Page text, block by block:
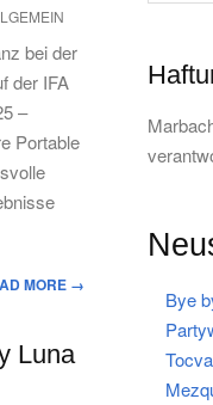
bei der
der IFA
–
Portable
MORE →
Luna
Bye